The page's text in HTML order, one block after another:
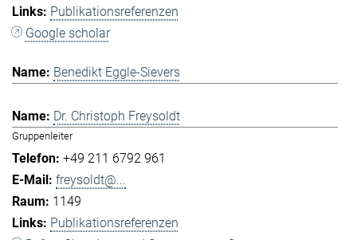
Publikationsreferenzen
Google scholar
Benedikt Eggle-Sievers
Dr. Christoph Freysoldt
Gruppenleiter
+49 211 6792 961
freysoldt@...
1149
Publikationsreferenzen